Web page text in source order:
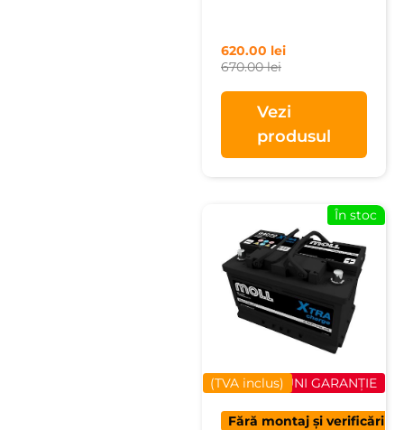
670.00lei
620.00 lei
Vezi
produsul
40 LUNI GARANȚIE
(TVA inclus)
În stoc
Fără montaj și verificări